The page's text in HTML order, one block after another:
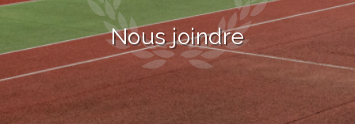
Nous joindre